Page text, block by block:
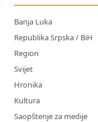
Banja Luka
Republika Srpska / BiH
Region
Svijet
Hronika
Kultura
Saopštenje za medije